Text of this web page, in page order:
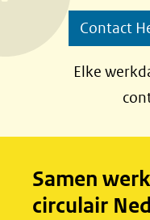
p
F
b
o
k
p
L
e
I
n
Contact
Elke
Samen
circulair